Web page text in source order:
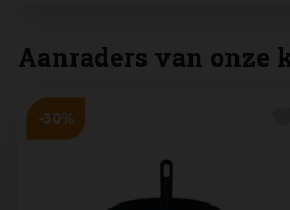
Aanraders van onze